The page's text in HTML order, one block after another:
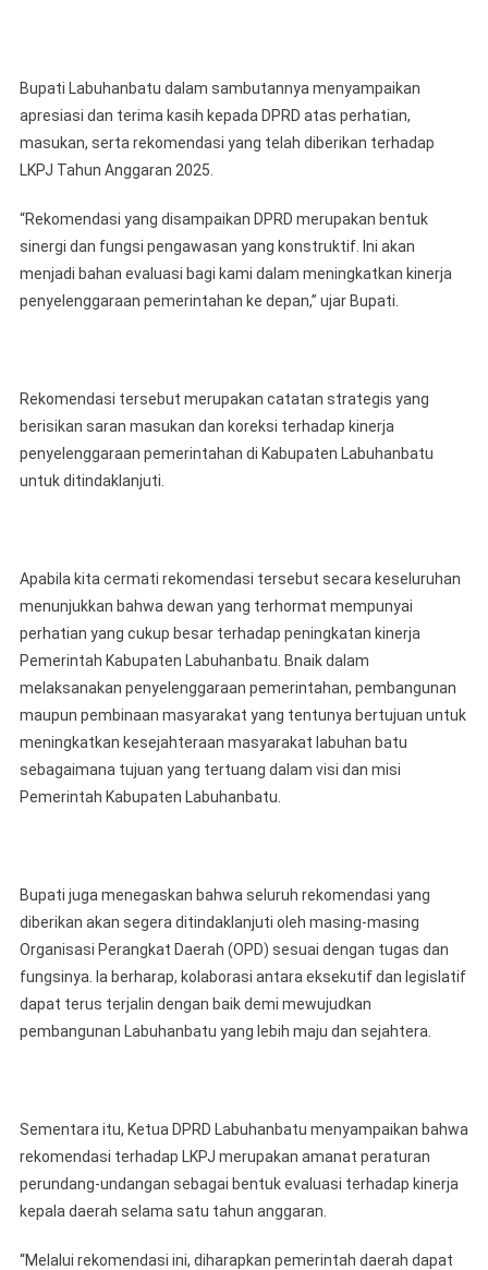
Bupati Labuhanbatu dalam sambutannya menyampaikan
apresiasi dan terima kasih kepada DPRD atas perhatian,
masukan, serta rekomendasi yang telah diberikan terhadap
LKPJ Tahun Anggaran 2025.
“Rekomendasi yang disampaikan DPRD merupakan bentuk
sinergi dan fungsi pengawasan yang konstruktif. Ini akan
menjadi bahan evaluasi bagi kami dalam meningkatkan kinerja
penyelenggaraan pemerintahan ke depan,” ujar Bupati.
Rekomendasi tersebut merupakan catatan strategis yang
berisikan saran masukan dan koreksi terhadap kinerja
penyelenggaraan pemerintahan di Kabupaten Labuhanbatu
untuk ditindaklanjuti.
Apabila kita cermati rekomendasi tersebut secara keseluruhan
menunjukkan bahwa dewan yang terhormat mempunyai
perhatian yang cukup besar terhadap peningkatan kinerja
Pemerintah Kabupaten Labuhanbatu. Bnaik dalam
melaksanakan penyelenggaraan pemerintahan, pembangunan
maupun pembinaan masyarakat yang tentunya bertujuan untuk
meningkatkan kesejahteraan masyarakat labuhan batu
sebagaimana tujuan yang tertuang dalam visi dan misi
Pemerintah Kabupaten Labuhanbatu.
Bupati juga menegaskan bahwa seluruh rekomendasi yang
diberikan akan segera ditindaklanjuti oleh masing-masing
Organisasi Perangkat Daerah (OPD) sesuai dengan tugas dan
fungsinya. Ia berharap, kolaborasi antara eksekutif dan legislatif
dapat terus terjalin dengan baik demi mewujudkan
pembangunan Labuhanbatu yang lebih maju dan sejahtera.
Sementara itu, Ketua DPRD Labuhanbatu menyampaikan bahwa
rekomendasi terhadap LKPJ merupakan amanat peraturan
perundang-undangan sebagai bentuk evaluasi terhadap kinerja
kepala daerah selama satu tahun anggaran.
“Melalui rekomendasi ini, diharapkan pemerintah daerah dapat